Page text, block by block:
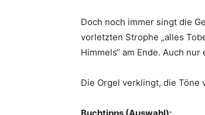
Doch noch immer singt die
vorletzten Strophe „alles
Himmels“ am Ende. Auch
Die Orgel verklingt, die Töne